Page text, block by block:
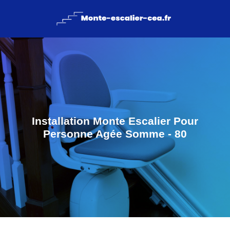
Installation Monte Escalier Pour
Personne Agée Somme - 80